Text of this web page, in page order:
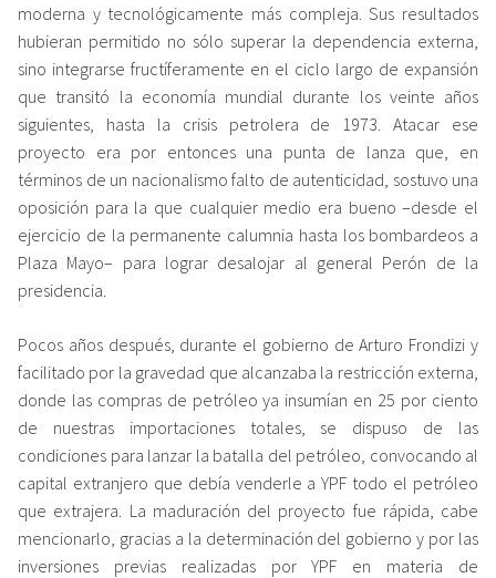
moderna y tecnológicamente más compleja. Sus resultados
hubieran permitido no sólo superar la dependencia externa,
sino integrarse fructíferamente en el ciclo largo de expansión
que transitó la economía mundial durante los veinte años
siguientes, hasta la crisis petrolera de 1973. Atacar ese
proyecto era por entonces una punta de lanza que, en
términos de un nacionalismo falto de autenticidad, sostuvo una
oposición para la que cualquier medio era bueno –desde el
ejercicio de la permanente calumnia hasta los bombardeos a
Plaza Mayo– para lograr desalojar al general Perón de la
presidencia.
Pocos años después, durante el gobierno de Arturo Frondizi y
facilitado por la gravedad que alcanzaba la restricción externa,
donde las compras de petróleo ya insumían en 25 por ciento
de nuestras importaciones totales, se dispuso de las
condiciones para lanzar la batalla del petróleo, convocando al
capital extranjero que debía venderle a YPF todo el petróleo
que extrajera. La maduración del proyecto fue rápida, cabe
mencionarlo, gracias a la determinación del gobierno y por las
inversiones previas realizadas por YPF en materia de